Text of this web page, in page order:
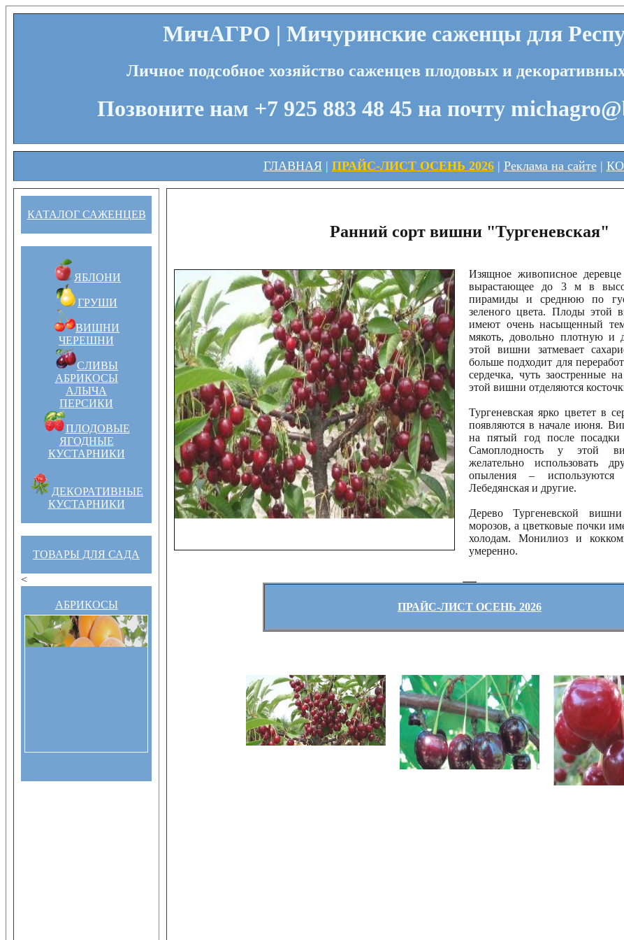
МичАГРО | Мичуринские саженцы для
Личное подсобное хозяйство саженцев плодовых и
Позвоните нам +7 925 883 48 45 на почту
ГЛАВНАЯ| ПРАЙС-ЛИСТ ОСЕНЬ 2026| Реклама на сайте|
КАТАЛОГ САЖЕНЦЕВ
ЯБЛОНИ
ГРУШИ
ВИШНИ
ЧЕРЕШНИ
СЛИВЫ
АБРИКОСЫ
АЛЫЧА
ПЕРСИКИ
ПЛОДОВЫЕ
ЯГОДНЫЕ
КУСТАРНИКИ
ДЕКОРАТИВНЫЕ
КУСТАРНИКИ
ТОВАРЫ ДЛЯ САДА
<
АБРИКОСЫ
Ранний сорт вишни "Тургеневская"
Изящное живописное
вырастающее до 3 м в
пирамиды и среднюю по
зеленого цвета. Плоды этой
имеют очень насыщенный
мякоть, довольно плотную и
этой вишни затмевает
больше подходит для
сердечка, чуть заостренные
этой вишни отделяются
Тургеневская ярко цветет в
появляются в начале июня.
на пятый год после посадки
Самоплодность у этой
желательно использовать
опыления – используются
Лебедянская и другие.
Дерево Тургеневской
морозов, а цветковые почки
холодам. Монилиоз и
умеренно.
ПРАЙС-ЛИСТ ОСЕНЬ 2026